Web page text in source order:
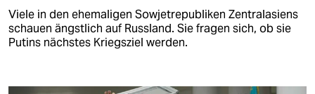
Viele in den ehemaligen Sowjetrepubliken Zentralasiens
schauen ängstlich auf Russland. Sie fragen sich, ob sie
Putins nächstes Kriegsziel werden.